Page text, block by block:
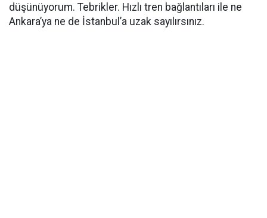
düşünüyorum. Tebrikler. Hızlı tren bağlantıları ile ne
Ankara’ya ne de İstanbul’a uzak sayılırsınız.